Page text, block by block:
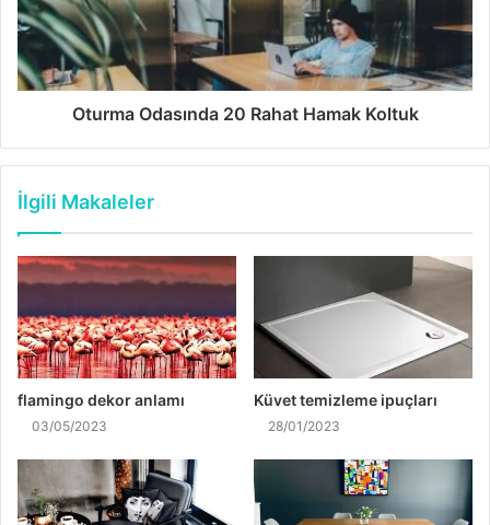
Oturma Odasında 20 Rahat Hamak Koltuk
İlgili Makaleler
flamingo dekor anlamı
03/05/2023
Küvet temizleme ipuçları
28/01/2023